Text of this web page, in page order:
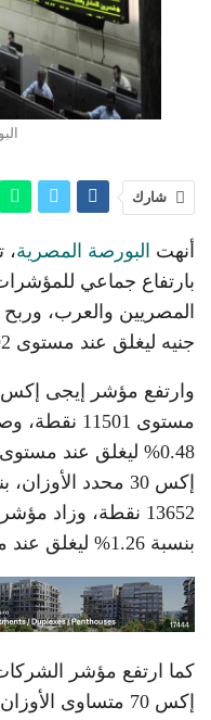
شارك
أنهت البورصة المصرية،
بارتفاع جماعي
المصريين والعرب، وربح
جنيه ليغلق عند مستوى 720.792 مليار جنيه.
بنسبة 1.26% ليغلق عند مستوى 4543 نقطة.
كما ارتفع مؤشر